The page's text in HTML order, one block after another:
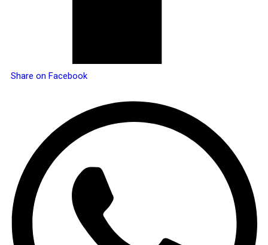
Share on Facebook